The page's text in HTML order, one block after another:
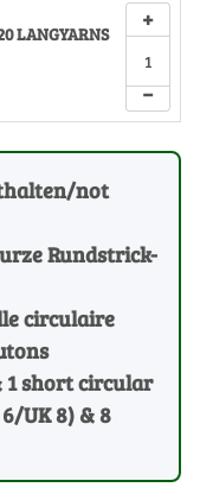
LANGYARNS
−
+
not
Rundstrick-
circulaire
1 short circular
UK 8) & 8